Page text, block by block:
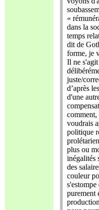
«
dans la
temps
dit de
forme, je
Il ne
juste/
d’après
d'une
comment,
voudrais
politique
plus ou
inégalités
des
couleur
purement